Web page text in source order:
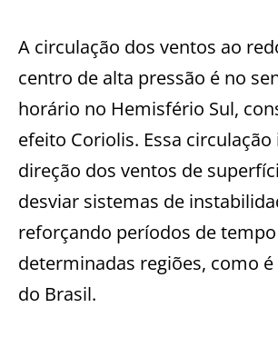
A circulação dos ventos ao
centro de alta pressão é no
horário no Hemisfério Sul,
efeito Coriolis. Essa
direção dos ventos de
desviar sistemas de
reforçando períodos de
determinadas regiões, como é
do Brasil.